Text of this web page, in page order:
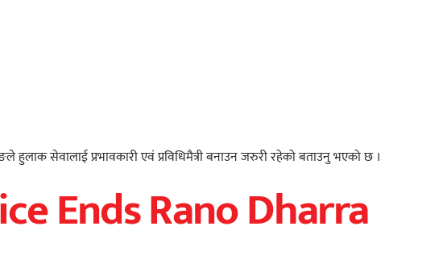
हुलाक सेवालाई प्रभावकारी एवं प्रविधिमैत्री बनाउन जरुरी रहेको बताउनु भएको छ ।
Ends Rano Dharra